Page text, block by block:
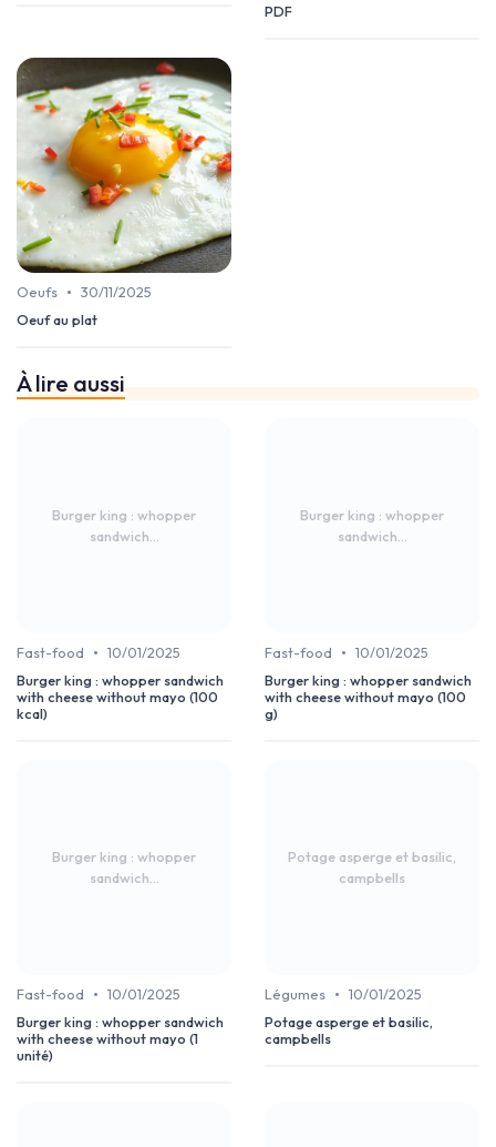
PDF
Oeufs • 30/11/2025
Oeuf au plat
À lire aussi
Burger king : whopper
sandwich...
Fast-food • 10/01/2025
Burger king : whopper sandwich
with cheese without mayo (100
kcal)
Burger king : whopper
sandwich...
Fast-food • 10/01/2025
Burger king : whopper sandwich
with cheese without mayo (100
g)
Burger king : whopper
sandwich...
Fast-food • 10/01/2025
Burger king : whopper sandwich
with cheese without mayo (1
unité)
Potage asperge et basilic,
campbells
Légumes • 10/01/2025
Potage asperge et basilic,
campbells